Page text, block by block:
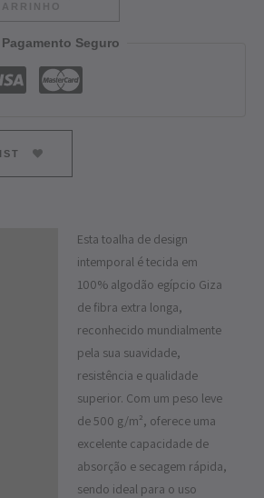
Pagamento Seguro
Esta toalha de design
intemporal é tecida em
100% algodão egípcio Giza
de fibra extra longa,
reconhecido mundialmente
pela sua suavidade,
resistência e qualidade
superior. Com um peso leve
de 500 g/m², oferece uma
excelente capacidade de
absorção e secagem rápida,
sendo ideal para o uso